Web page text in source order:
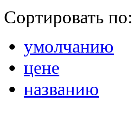
Сортировать по:
умолчанию
цене
названию